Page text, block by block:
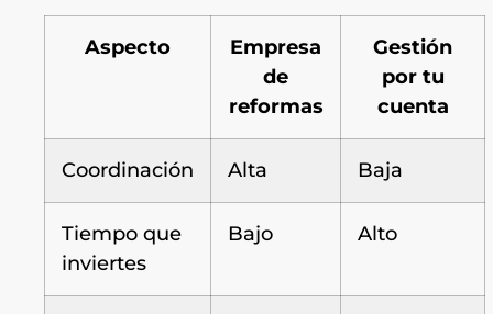
Aspecto
Empresa
de
reformas
Gestión
por tu
cuenta
Coordinación Alta Baja
Tiempo que
inviertes
Bajo Alto